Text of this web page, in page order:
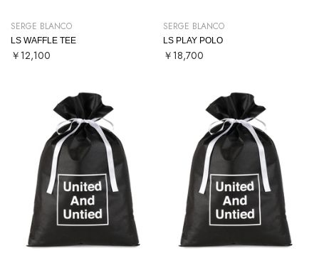
SERGE BLANCO
LS WAFFLE TEE
￥12,100
SERGE BLANCO
LS PLAY POLO
￥18,700